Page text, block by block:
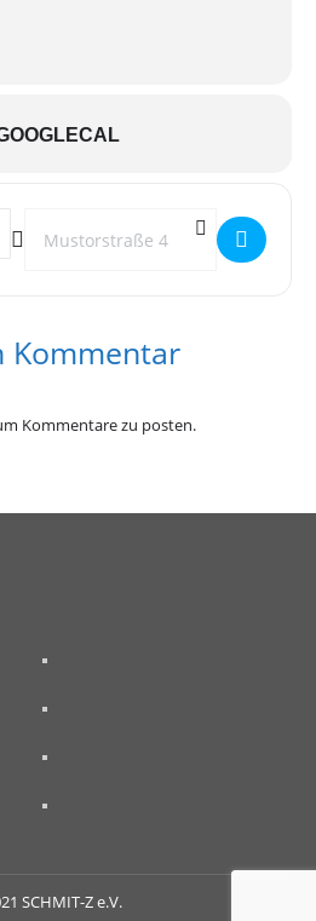
- PRISMA Gruppentreffen []
Destination Address - PRISMA
Kommentar
Kommentare zu posten.
SCHMIT-Z e.V.